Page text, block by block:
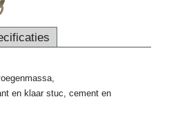
en klaar stuc, cement en